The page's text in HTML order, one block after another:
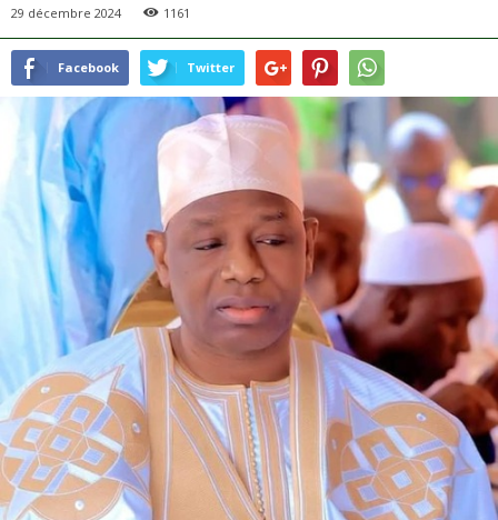
29 décembre 2024 1161
Facebook Twitter